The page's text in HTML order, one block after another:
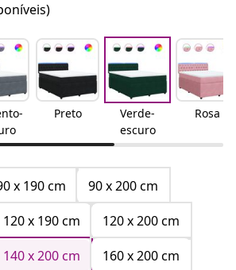
Preto
Verde-
escuro
Rosa
x 190 cm
90 x 200 cm
120 x 190 cm
120 x 200 cm
140 x 200 cm
160 x 200 cm